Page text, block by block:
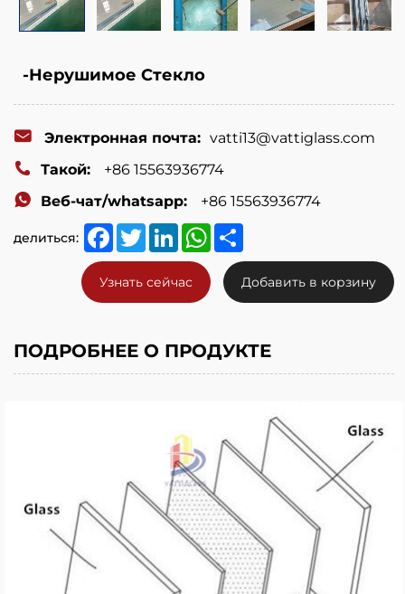
-Нерушимое Стекло
Электронная почта: vatti13@vattiglass.com
Такой:
+86 15563936774
Веб-чат/whatsapp:
+86 15563936774
делиться: FacebookTwitterLinkedInWhatsApp
Узнать сейчас Добавить в корзину
ПОДРОБНЕЕ О ПРОДУКТЕ